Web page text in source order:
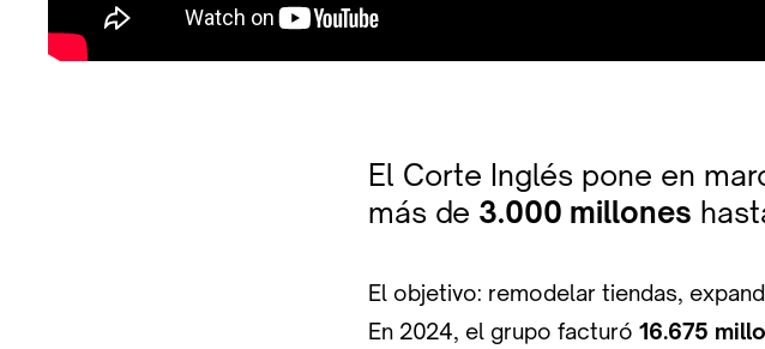
El Corte Inglés pone en
más de 3.000 millones
El objetivo: remodelar tiendas,
En 2024, el grupo facturó 16.675